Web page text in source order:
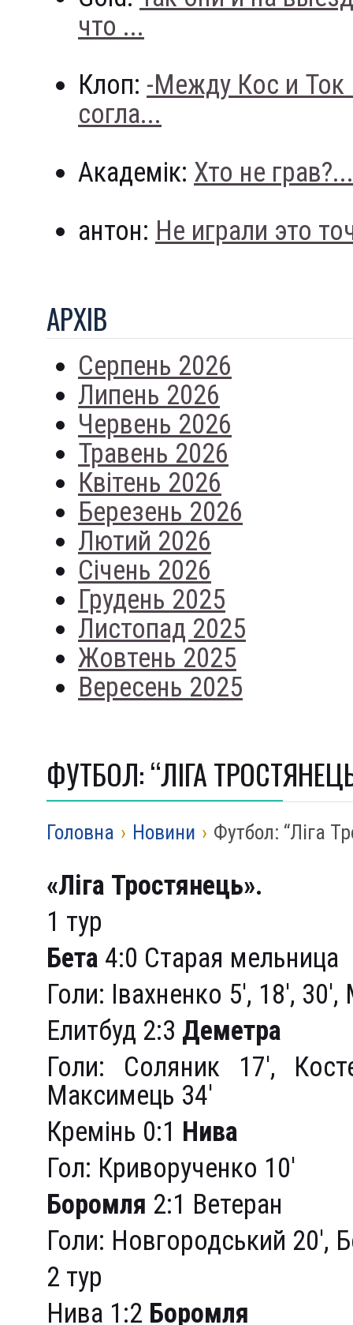
что ...
Клоп: -Между Кос и
согла...
Академік: Хто не грав?...
антон: Не играли это
АРХIВ
Серпень 2026
Липень 2026
Червень 2026
Травень 2026
Квітень 2026
Березень 2026
Лютий 2026
Січень 2026
Грудень 2025
Листопад 2025
Жовтень 2025
Вересень 2025
ФУТБОЛ: “ЛІГА
Головна › Новини › Футбол: “Ліга
«Ліга Тростянець».
1 тур
Бета 4:0 Старая мельница
Голи: Івахненко 5′, 18′,
Елитбуд 2:3 Деметра
Голи: Соляник 17′,
Максимець 34′
Кремінь 0:1 Нива
Гол: Криворученко 10′
Боромля 2:1 Ветеран
Голи: Новгородський 20′,
2 тур
Нива 1:2 Боромля